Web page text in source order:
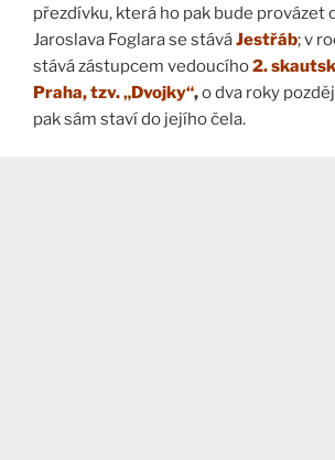
přezdívku, která ho pak bude provázet
Jaroslava Foglara se stáváJestřáb; v
stává zástupcem vedoucího2.
Praha, tzv. „Dvojky“,o dva roky
pak sám staví do jejího čela.